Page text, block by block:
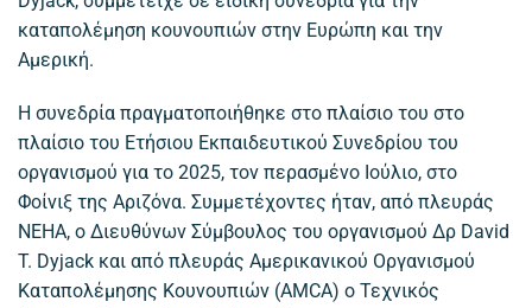
καταπολέμηση κουνουπιών στην Ευρώπη και την
Αμερική.
Η συνεδρία πραγματοποιήθηκε στο πλαίσιο του στο
πλαίσιο του Ετήσιου Εκπαιδευτικού Συνεδρίου του
οργανισμού για το 2025, τον περασμένο Ιούλιο, στο
Φοίνιξ της Αριζόνα. Συμμετέχοντες ήταν, από πλευράς
NEHA, ο Διευθύνων Σύμβουλος του οργανισμού Δρ David
T. Dyjack και από πλευράς Αμερικανικού Οργανισμού
Καταπολέμησης Κουνουπιών (AMCA) o Τεχνικός